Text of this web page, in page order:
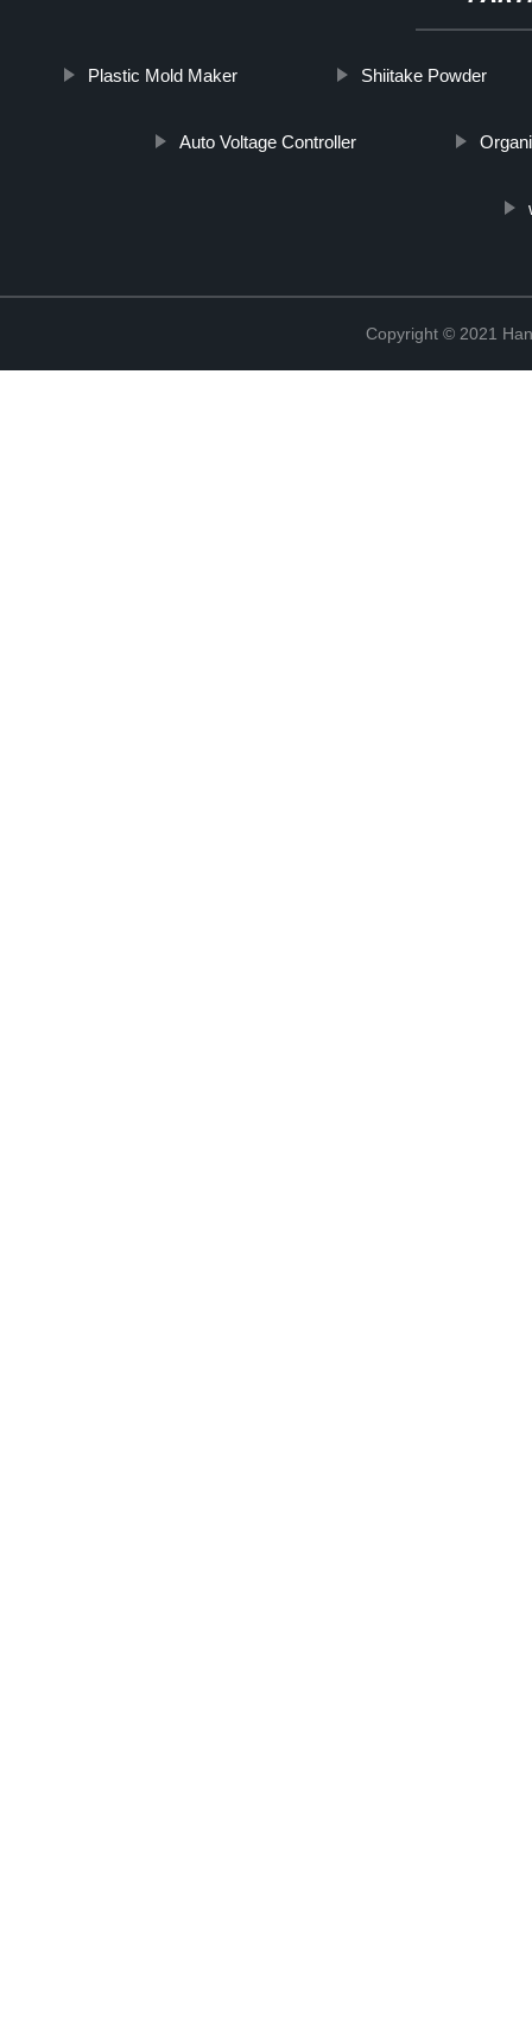
Plastic Mold Maker Shiitake Powder
Auto Voltage Controller
Copyright © 2021